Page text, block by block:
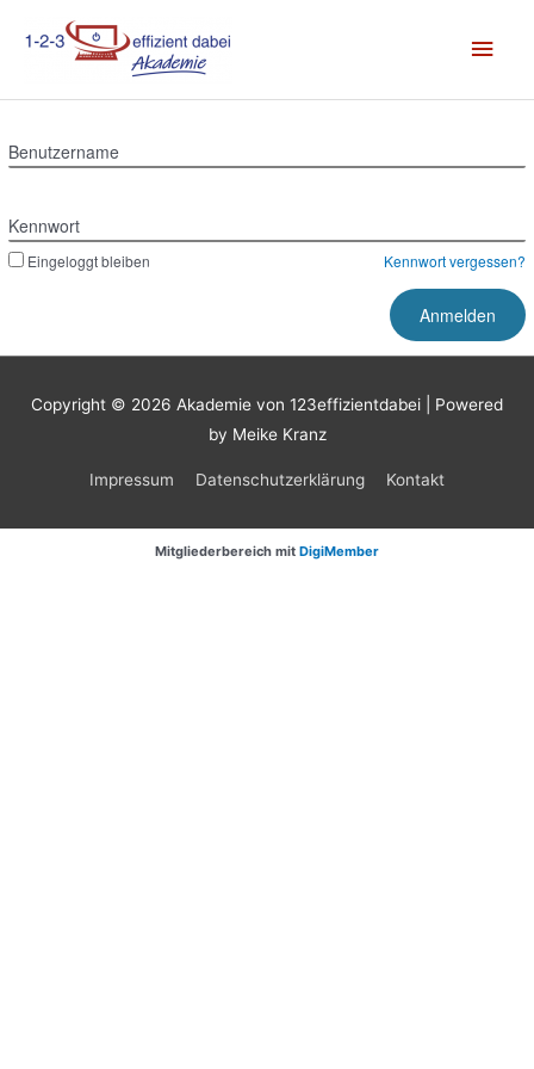
Inhalt
Benutzername
Kennwort
Eingeloggt bleiben Kennwort vergessen?
Copyright © 2026 Akademie von 123effizientdabei | Powered
by Meike Kranz
Impressum Datenschutzerklärung Kontakt
Mitgliederbereich mit DigiMember